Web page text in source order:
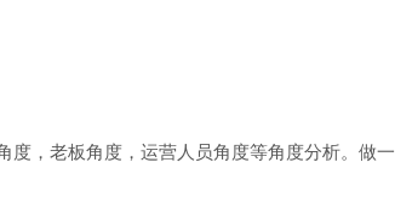
度，老板角度，运营人员角度等角度分析。做一